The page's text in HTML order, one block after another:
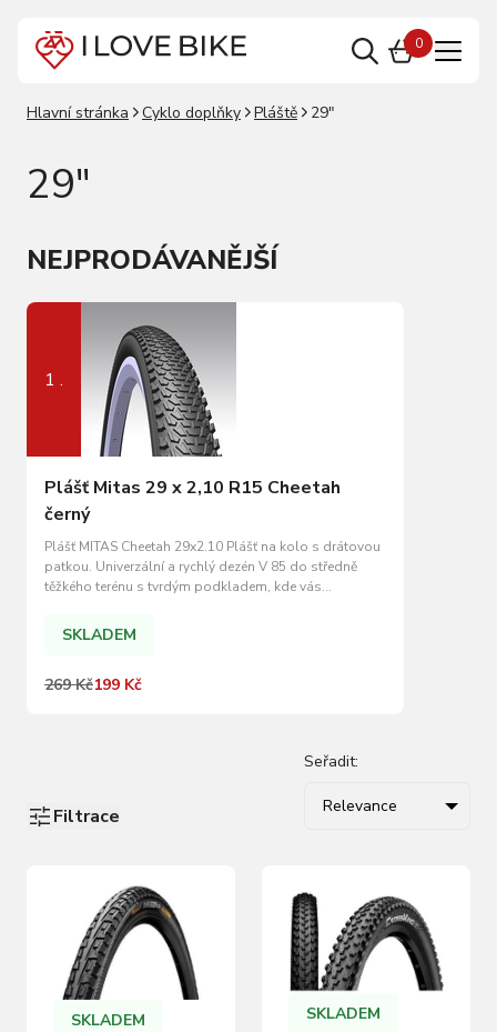
0
Hlavní stránka Cyklo doplňky Pláště 29"
29"
NEJPRODÁVANĚJŠÍ
1 .
Plášť Mitas 29 x 2,10 R15 Cheetah
černý
Plášť MITAS Cheetah 29x2.10 Plášť na kolo s drátovou
patkou. Univerzální a rychlý dezén V 85 do středně
těžkého terénu s tvrdým podkladem, kde vás
do kategorie ECONOMY LEVEL - pláště určené pro
SKLADEM
269 Kč199 Kč
Filtrace
Seřadit:
Relevance
SKLADEM SKLADEM